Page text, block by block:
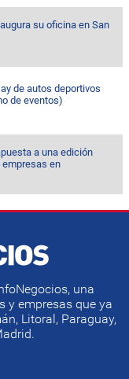
su oficina en San
de autos deportivos
de eventos)
a una edición
empresas en
una
y empresas que ya
Litoral, Paraguay,